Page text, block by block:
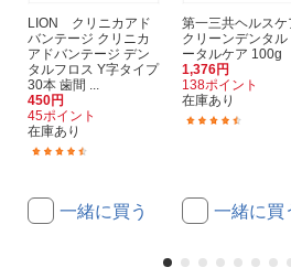
LION クリニカアド
バンテージ クリニカ
アドバンテージ デン
タルフロス Y字タイプ
30本 歯間 ...
450円
45ポイント
在庫あり
一緒に買う
第一三共ヘルス
クリーンデンタル
ータルケア 100g
1,376円
138ポイント
在庫あり
一緒に買